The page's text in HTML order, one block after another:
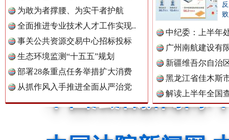
为敢为者撑腰、为实干者护航
全面推进专业技术人才工作实现..
事关公共资源交易中心招标投标
生态环境监测“十五五”规划
部署28条重点任务举措扩大消费
从抓作风入手推进全面从严治党
中纪委：上半年
广州南航建设有
新疆维吾尔自治
黑龙江省佳木斯
解读上半年全国
数据
中国法制新闻网.
中国法治新闻网.
中国法院新闻网.
一枚“钉子”竟然扎入要害部门